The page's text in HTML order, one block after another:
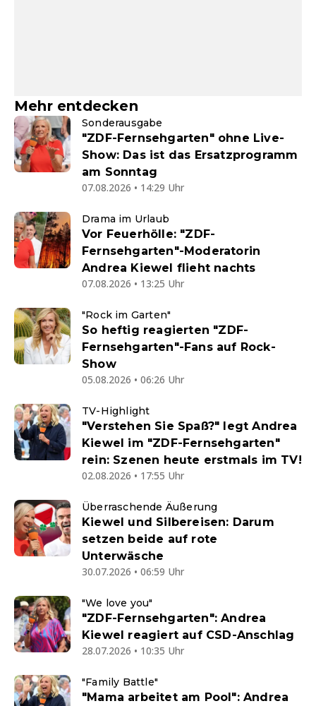
Mehr entdecken
Sonderausgabe
"ZDF-Fernsehgarten" ohne Live-
Show: Das ist das Ersatzprogramm
am Sonntag
07.08.2026 • 14:29 Uhr
Drama im Urlaub
Vor Feuerhölle: "ZDF-
Fernsehgarten"-Moderatorin
Andrea Kiewel flieht nachts
07.08.2026 • 13:25 Uhr
"Rock im Garten"
So heftig reagierten "ZDF-
Fernsehgarten"-Fans auf Rock-
Show
05.08.2026 • 06:26 Uhr
TV-Highlight
"Verstehen Sie Spaß?" legt Andrea
Kiewel im "ZDF-Fernsehgarten"
rein: Szenen heute erstmals im TV!
02.08.2026 • 17:55 Uhr
Überraschende Äußerung
Kiewel und Silbereisen: Darum
setzen beide auf rote
Unterwäsche
30.07.2026 • 06:59 Uhr
"We love you"
"ZDF-Fernsehgarten": Andrea
Kiewel reagiert auf CSD-Anschlag
28.07.2026 • 10:35 Uhr
"Family Battle"
"Mama arbeitet am Pool": Andrea